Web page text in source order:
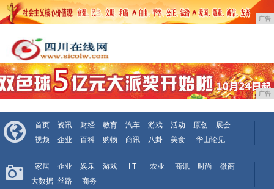
广告
广告
首页 资讯 财经 教育 汽车 游戏 活动 原创
展会
视频
企业 百科 购物 商讯 八卦 美食 华山论见
家居 企业 娱乐 游戏 I T 农业 商讯 时尚
微商
大数据 丝路 商务